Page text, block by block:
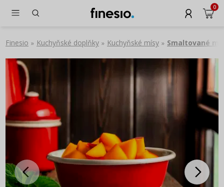
0
Finesio » Kuchyňské doplňky » Kuchyňské mísy » Smaltované